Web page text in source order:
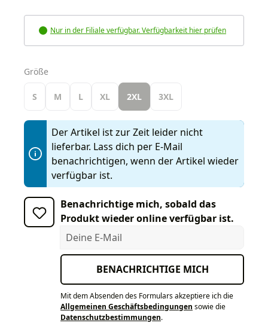
Nur in der Filiale verfügbar. Verfügbarkeit hier prüfen
Größe
S M L XL 2XL 3XL
Der Artikel ist zur Zeit leider nicht
lieferbar. Lass dich per E-Mail
benachrichtigen, wenn der Artikel wieder
verfügbar ist.
Benachrichtige mich, sobald das
Produkt wieder online verfügbar ist.
Deine E-Mail
BENACHRICHTIGE MICH
Mit dem Absenden des Formulars akzeptiere ich die
Allgemeinen Geschäftsbedingungen sowie die
Datenschutzbestimmungen.